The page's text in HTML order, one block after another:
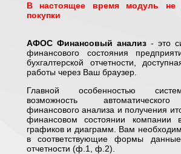
В настоящее время модуль не
покупки
АФОС Финансовый анализ- это
финансового состояния
бухгалтерской отчетности,
работы через Ваш браузер.
Главной особенностью
возможность
финансового анализа и получения
финансовом состоянии компании
графиков и диаграмм. Вам
в соответствующие формы данные
отчетности (ф.1, ф.2).